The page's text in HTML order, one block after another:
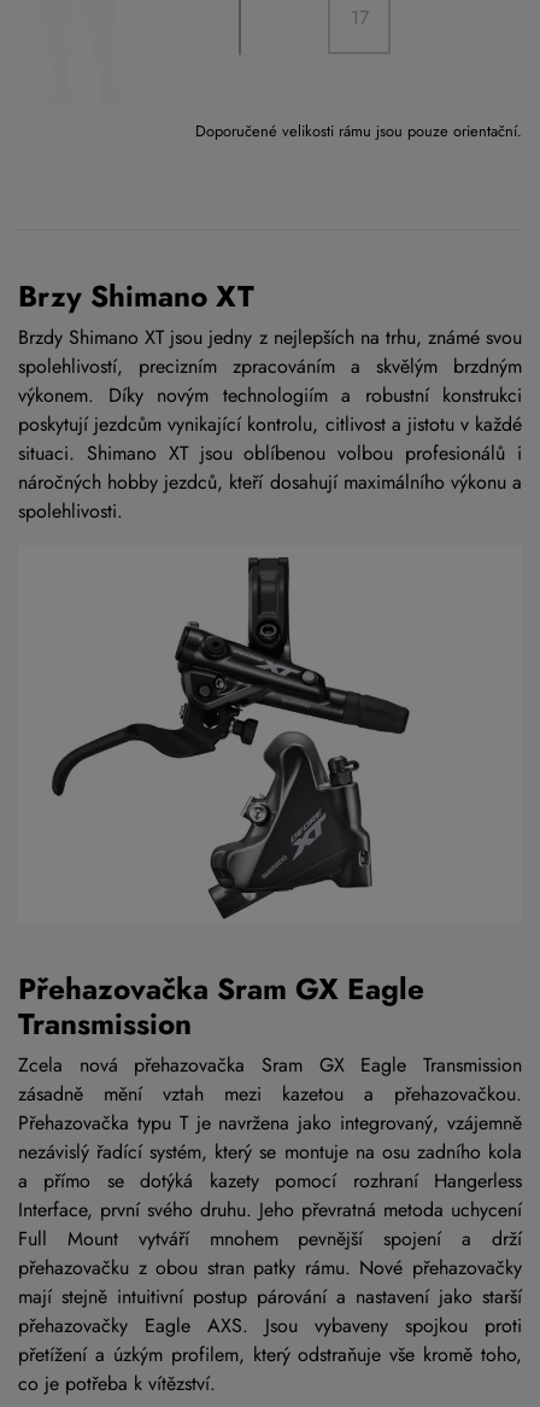
17
Doporučené velikosti rámu jsou pouze orientační.
Brzy Shimano XT
Brzdy Shimano XT jsou jedny z nejlepších na trhu, známé svou
spolehlivostí, precizním zpracováním a skvělým brzdným
výkonem. Díky novým technologiím a robustní konstrukci
poskytují jezdcům vynikající kontrolu, citlivost a jistotu v každé
situaci. Shimano XT jsou oblíbenou volbou profesionálů i
náročných hobby jezdců, kteří dosahují maximálního výkonu a
spolehlivosti.
Přehazovačka Sram GX Eagle
Transmission
Zcela nová přehazovačka Sram GX Eagle Transmission
zásadně mění vztah mezi kazetou a přehazovačkou.
Přehazovačka typu T je navržena jako integrovaný, vzájemně
nezávislý řadící systém, který se montuje na osu zadního kola
a přímo se dotýká kazety pomocí rozhraní Hangerless
Interface, první svého druhu. Jeho převratná metoda uchycení
Full Mount vytváří mnohem pevnější spojení a drží
přehazovačku z obou stran patky rámu. Nové přehazovačky
mají stejně intuitivní postup párování a nastavení jako starší
přehazovačky Eagle AXS. Jsou vybaveny spojkou proti
přetížení a úzkým profilem, který odstraňuje vše kromě toho,
co je potřeba k vítězství.